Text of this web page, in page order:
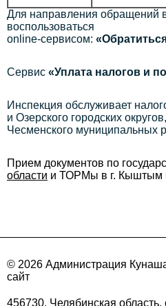
Для направления обращений
воспользоваться
online-сервисом:
Сервис «Уплата налогов и
Инспекция обслуживает
и Озерского городских
Чесменского муниципальных
Прием документов по
области и ТОРМы в г. Кыштым
© 2026 Администрация
сайт
456730, Челябинская